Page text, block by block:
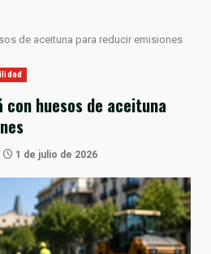
de aceituna para reducir emisiones
huesos de aceituna
1 de julio de 2026